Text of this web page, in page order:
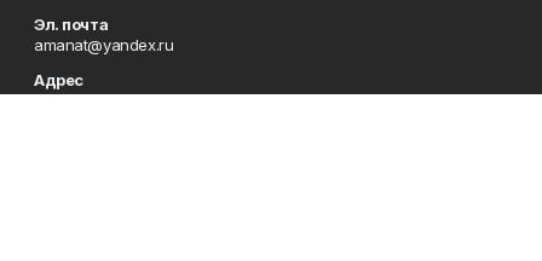
Эл. почта
amanat@yandex.ru
Адрес
450079, Республика Башкортостан, г. Уфа, ул. 50-летия